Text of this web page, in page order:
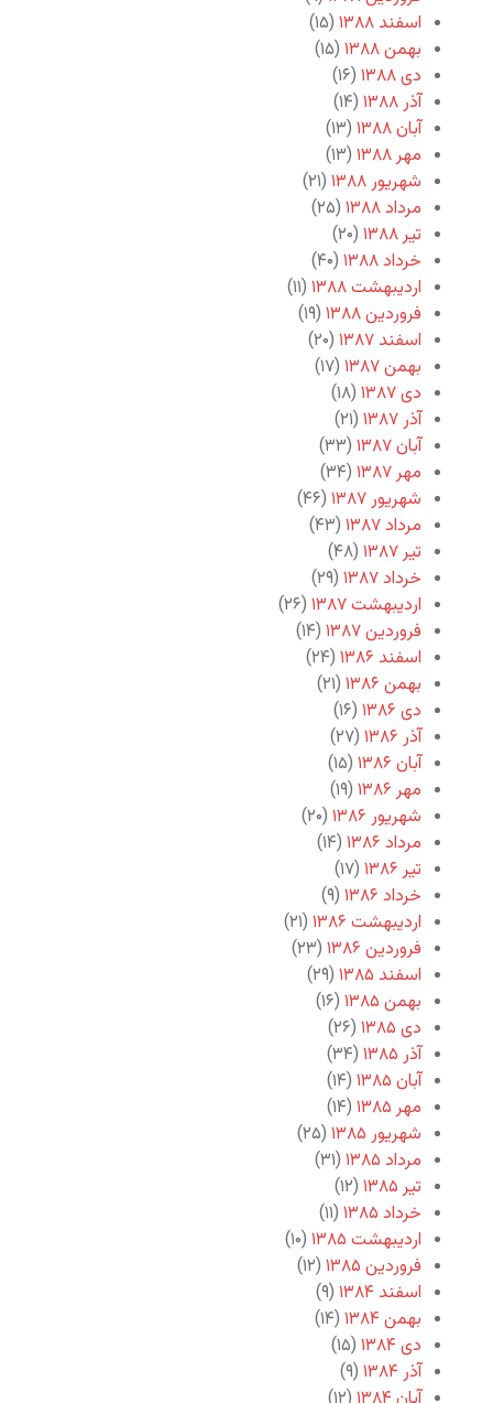
اسفند ۱۳۸۸
(۱۵)
بهمن ۱۳۸۸
(۱۵)
دی ۱۳۸۸
(۱۶)
آذر ۱۳۸۸
(۱۴)
آبان ۱۳۸۸
(۱۳)
مهر ۱۳۸۸
(۱۳)
شهریور ۱۳۸۸
(۲۱)
مرداد ۱۳۸۸
(۲۵)
تیر ۱۳۸۸
(۲۰)
خرداد ۱۳۸۸
(۴۰)
اردیبهشت ۱۳۸۸
(۱۱)
فروردین ۱۳۸۸
(۱۹)
اسفند ۱۳۸۷
(۲۰)
بهمن ۱۳۸۷
(۱۷)
دی ۱۳۸۷
(۱۸)
آذر ۱۳۸۷
(۲۱)
آبان ۱۳۸۷
(۳۳)
مهر ۱۳۸۷
(۳۴)
شهریور ۱۳۸۷
(۴۶)
مرداد ۱۳۸۷
(۴۳)
تیر ۱۳۸۷
(۴۸)
خرداد ۱۳۸۷
(۲۹)
اردیبهشت ۱۳۸۷
(۲۶)
فروردین ۱۳۸۷
(۱۴)
اسفند ۱۳۸۶
(۲۴)
بهمن ۱۳۸۶
(۲۱)
دی ۱۳۸۶
(۱۶)
آذر ۱۳۸۶
(۲۷)
آبان ۱۳۸۶
(۱۵)
مهر ۱۳۸۶
(۱۹)
شهریور ۱۳۸۶
(۲۰)
مرداد ۱۳۸۶
(۱۴)
تیر ۱۳۸۶
(۱۷)
خرداد ۱۳۸۶
(۹)
اردیبهشت ۱۳۸۶
(۲۱)
فروردین ۱۳۸۶
(۲۳)
اسفند ۱۳۸۵
(۲۹)
بهمن ۱۳۸۵
(۱۶)
دی ۱۳۸۵
(۲۶)
آذر ۱۳۸۵
(۳۴)
آبان ۱۳۸۵
(۱۴)
مهر ۱۳۸۵
(۱۴)
شهریور ۱۳۸۵
(۲۵)
مرداد ۱۳۸۵
(۳۱)
تیر ۱۳۸۵
(۱۲)
خرداد ۱۳۸۵
(۱۱)
اردیبهشت ۱۳۸۵
(۱۰)
فروردین ۱۳۸۵
(۱۲)
اسفند ۱۳۸۴
(۹)
بهمن ۱۳۸۴
(۱۴)
دی ۱۳۸۴
(۱۵)
آذر ۱۳۸۴
(۹)